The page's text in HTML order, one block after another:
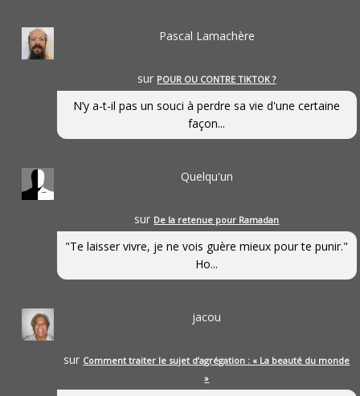
Pascal Lamachère
sur POUR OU CONTRE TIKTOK ?
N’y a-t-il pas un souci à perdre sa vie d'une certaine
façon...
Quelqu'un
sur De la retenue pour Ramadan
"Te laisser vivre, je ne vois guère mieux pour te punir."
Ho...
jacou
sur Comment traiter le sujet d’agrégation : « La beauté du monde
»